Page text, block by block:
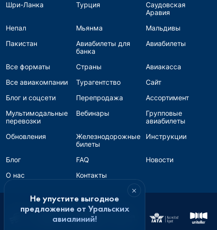
Шри-Ланка
Турция
Саудовская
Аравия
Непал
Мьянма
Мальдивы
Пакистан
Авиабилеты для
банка
Авиабилеты
Все форматы Страны
Авиакасса
Все авиакомпании
Турагентство
Сайт
Блог и соцсети
Перепродажа
Ассортимент
Мультимодальные
перевозки
Вебинары
Групповые
авиабилеты
Обновления
Железнодорожные
билеты
Инструкции
Блог FAQ
Новости
О нас
Контакты
×
Не упустите выгодное
предложение от Уральских
авиалиний!